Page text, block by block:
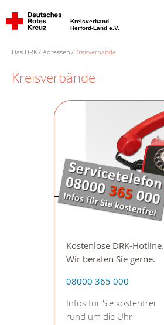
Kreisverband
Herford-Land e.V.
Das DRK Adressen Kreisverbände
Kreisverbände
Kostenlose DRK-Hotline.
Wir beraten Sie gerne.
08000 365 000
Infos für Sie kostenfrei
rund um die Uhr